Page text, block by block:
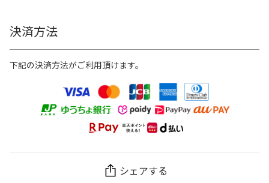
決済方法
下記の決済方法がご利用頂けます。
シェアする